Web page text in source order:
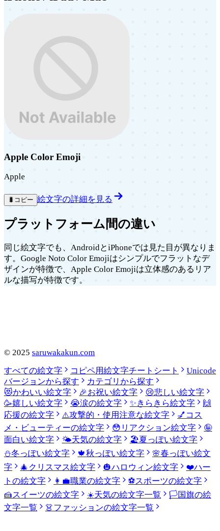
Apple Color Emoji
Apple
🐛 コピー 絵文字の詳細を見る
プラットフォーム間の違い
同じ絵文字でも、AndroidとiPhoneでは見た目が異なりま
す。Google Noto Color Emojiはシンプルでフラットなデ
ザインが特徴で、Apple Color Emojiは立体感のあるリア
ルな描写が特徴です。
© 2025 saruwakakun.com
すべての絵文字
コピペ用絵文字チートシート
Unicode
バージョンから探す
カテゴリから探す
😻かわいい絵文字 🎉お祝い絵文字 😢悲しい絵文字
🥳嬉しい絵文字 😭涙の絵文字 ✨きらきら絵文字
🙌
応援の絵文字
⚠️攻撃的・使用注意な絵文字 💅 コス
メ・ビューティーの絵文字
😳 リアクション絵文字
🤪
面白い絵文字
🌤️天気の絵文字 🏖️夏っぽい絵文字
⛄冬っぽい絵文字 🍁秋っぽい絵文字 🌸春っぽい絵文
字
🎄 クリスマス絵文字 🎃ハロウィン絵文字 ❤️ハー
トの絵文字
👩‍💼職業の絵文字 ⚽スポーツの絵文字
🍰スイーツの絵文字 ☀️天気の絵文字一覧 🏳️国旗の絵
文字一覧
👗ファッションの絵文字一覧